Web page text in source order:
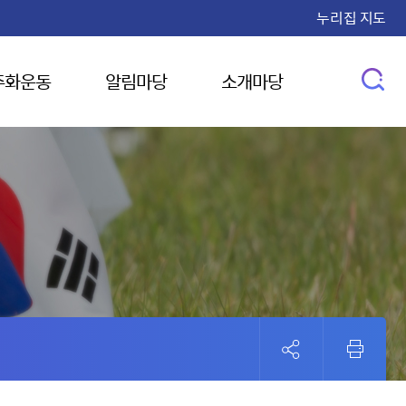
누리집 지도
운동 알림마당 소개마당